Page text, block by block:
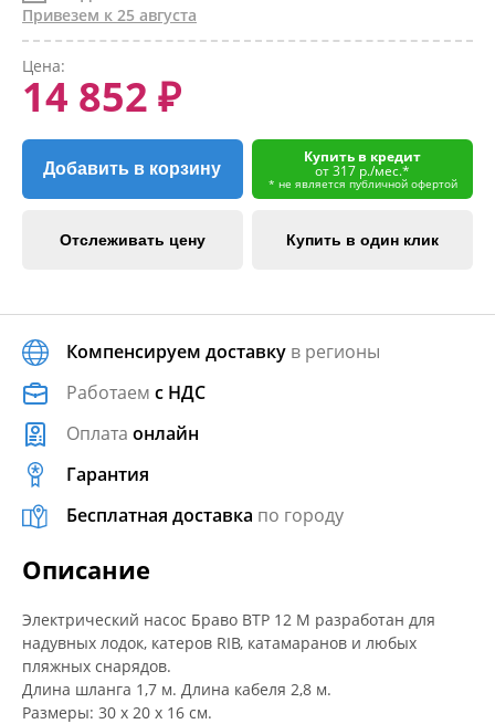
Привезем к 25 августа
Цена:
14 852 ₽
Добавить в корзину
Купить в кредит
от 317 р./мес.*
* не является публичной офертой
Отслеживать цену Купить в один клик
Компенсируем доставку в регионы
Работаем с НДС
Оплата онлайн
Гарантия
Бесплатная доставка по городу
Описание
Электрический насос Браво BТP 12 М разработан для
надувных лодок, катеров RIB, катамаранов и любых
пляжных снарядов.
Длина шланга 1,7 м. Длина кабеля 2,8 м.
Размеры: 30 х 20 х 16 см.